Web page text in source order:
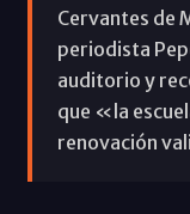
Cervantes de
periodista
auditorio y
que «la
renovación